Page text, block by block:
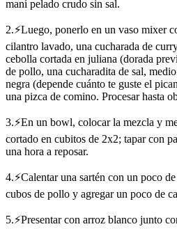
maní pelado crudo sin sal.
2.⚡Luego, ponerlo en un vaso mixer
cilantro lavado, una cucharada de
cebolla cortada en juliana (dorada
de pollo, una cucharadita de sal,
negra (depende cuánto te guste el
una pizca de comino. Procesar hasta
3.⚡En un bowl, colocar la mezcla y
cortado en cubitos de 2x2; tapar con
una hora a reposar.
4.⚡Calentar una sartén con un poco
cubos de pollo y agregar un poco de
5.⚡Presentar con arroz blanco junto